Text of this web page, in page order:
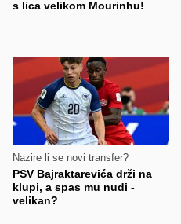
s lica velikom Mourinhu!
Nazire li se novi transfer?
PSV Bajraktarevića drži na
klupi, a spas mu nudi -
velikan?